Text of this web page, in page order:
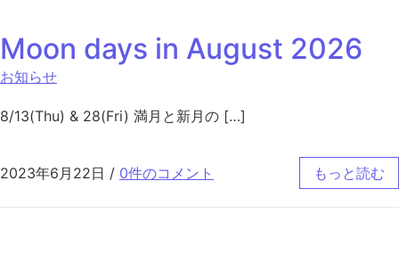
Moon days in August 2026
お知らせ
8/13(Thu) & 28(Fri) 満月と新月の […]
2023年6月22日 / 0件のコメント もっと読む